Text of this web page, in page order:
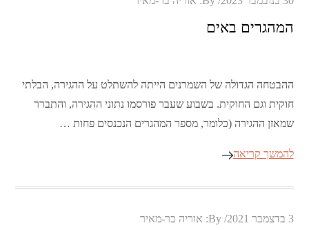
המהגרים באים
ההבטחה הגדולה של השמרנים הייתה להשתלט על ההגירה, הבלתי
חוקית וגם החוקית. בשבוע שעבר פורסמו נתוני ההגירה, והתברר
שמאזן ההגירה (כלומר, מספר המהגרים הנכנסים פחות …
להמשך קריאה
Posted
3 בדצמבר 2021 By: אוריה בר-מאיר